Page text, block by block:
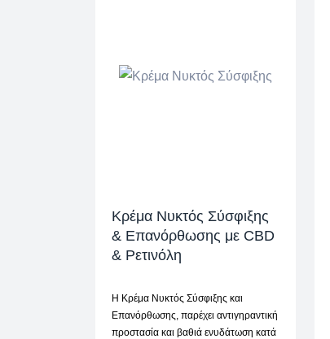
Κρέμα Νυκτός Σύσφιξης
& Επανόρθωσης με CBD
& Ρετινόλη
Η Κρέμα Νυκτός Σύσφιξης και
Επανόρθωσης, παρέχει αντιγηραντική
προστασία και βαθιά ενυδάτωση κατά